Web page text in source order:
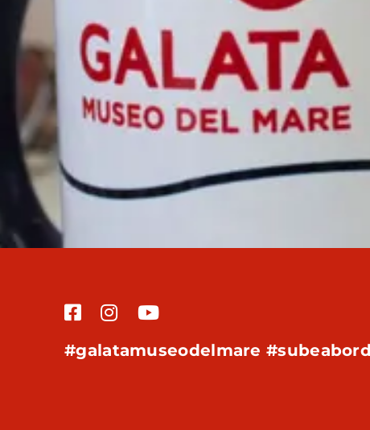
#galatamuseodelmare